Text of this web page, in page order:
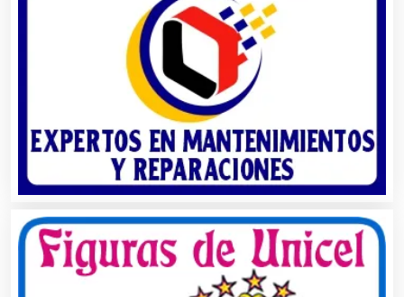
Alta Costura
Aluminio
Análisis Clínicos